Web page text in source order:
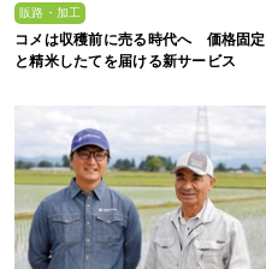
販路・加工
コメは収穫前に売る時代へ 価格固定
と精米したてを届ける新サービス